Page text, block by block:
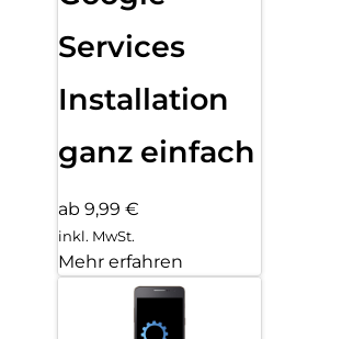
Services
Installation
ganz einfach
ab 9,99 €
inkl. MwSt.
Mehr erfahren